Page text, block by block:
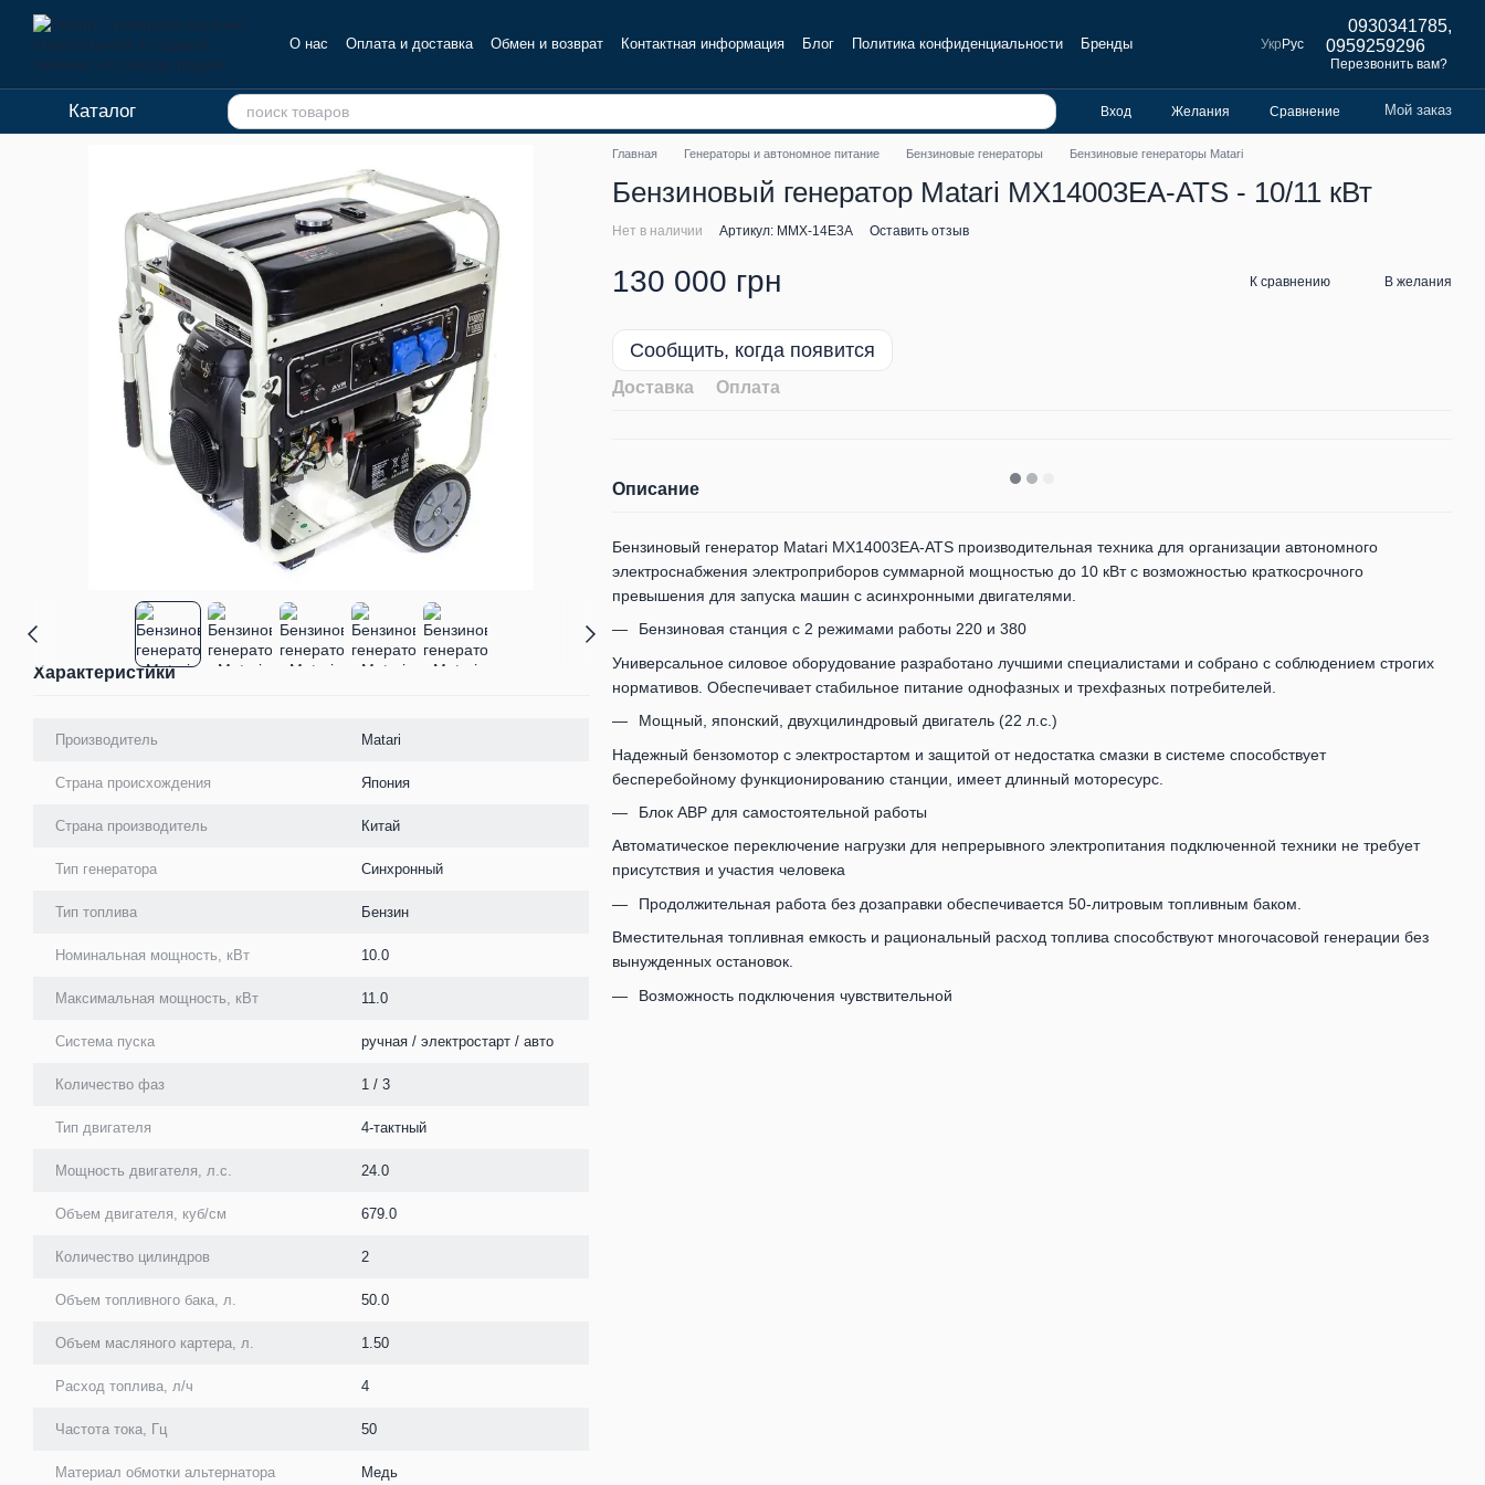
Перейти к основному контенту
О нас Оплата и доставка Обмен и возврат Контактная информация Блог Политика конфиденциальности
Бренды
Укр Рус
0930341785,
0959259296
Перезвонить вам?
Каталог Вход Желания Сравнение Мой заказ
Характеристики
Производитель Matari
Страна происхождения Япония
Страна производитель Китай
Тип генератора Синхронный
Тип топлива Бензин
Номинальная мощность, кВт 10.0
Максимальная мощность, кВт 11.0
Система пуска ручная / электростарт / авто
Количество фаз 1 / 3
Тип двигателя 4-тактный
Мощность двигателя, л.с. 24.0
Объем двигателя, куб/см 679.0
Количество цилиндров 2
Объем топливного бака, л. 50.0
Объем масляного картера, л. 1.50
Расход топлива, л/ч 4
Частота тока, Гц 50
Материал обмотки альтернатора Медь
Главная Генераторы и автономное питание Бензиновые генераторы Бензиновые генераторы Matari
Бензиновый генератор Matari MX14003EA-ATS - 10/11 кВт
Нет в наличии Артикул: MMX-14E3A Оставить отзыв
130 000 грн К сравнению В желания
Сообщить, когда появится
Доставка Оплата
Описание
Бензиновый генератор Matari MX14003EA-ATS производительная техника для организации автономного
электроснабжения электроприборов суммарной мощностью до 10 кВт с возможностью краткосрочного
превышения для запуска машин с асинхронными двигателями.
Бензиновая станция с 2 режимами работы 220 и 380
Универсальное силовое оборудование разработано лучшими специалистами и собрано с соблюдением строгих
нормативов. Обеспечивает стабильное питание однофазных и трехфазных потребителей.
Мощный, японский, двухцилиндровый двигатель (22 л.с.)
Надежный бензомотор с электростартом и защитой от недостатка смазки в системе способствует
бесперебойному функционированию станции, имеет длинный моторесурс.
Блок АВР для самостоятельной работы
Автоматическое переключение нагрузки для непрерывного электропитания подключенной техники не требует
присутствия и участия человека
Продолжительная работа без дозаправки обеспечивается 50-литровым топливным баком.
Вместительная топливная емкость и рациональный расход топлива способствуют многочасовой генерации без
вынужденных остановок.
Возможность подключения чувствительной